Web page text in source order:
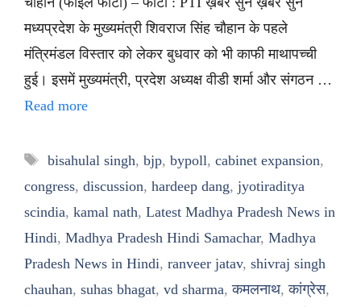
मध्यप्रदेश के मुख्यमंत्री शिवराज सिंह चौहान के पहले
मंत्रिमंडल विस्तार को लेकर बुधवार को भी काफी माथापच्ची
हुई। इसमें मुख्यमंत्री, प्रदेश अध्यक्ष वीडी शर्मा और संगठन …
Read more
Tags
bisahulal singh, bjp, bypoll, cabinet expansion,
congress, discussion, hardeep dang, jyotiraditya
scindia, kamal nath, Latest Madhya Pradesh News in
Hindi, Madhya Pradesh Hindi Samachar, Madhya
Pradesh News in Hindi, ranveer jatav, shivraj singh
chauhan, suhas bhagat, vd sharma,कमलनाथ,कांग्रेस,